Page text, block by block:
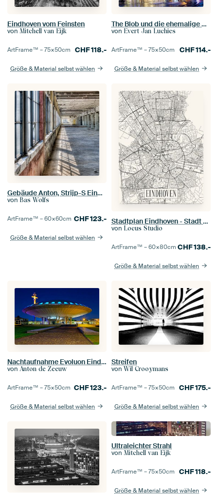
Eindhoven vom Feinsten
von Mitchell van Eijk
ArtFrame™ –75×50cm CHF118.-
Größe & Material selbst wählen
The Blob und die ehemalige Phillips Hauptsitz im Zentrum von Eindhoven, Niederlande
von Evert Jan Luchies
ArtFrame™ –75×50cm CHF114.-
Größe & Material selbst wählen
Gebäude Anton, Strijp-S Eindhoven
von Bas Wolfs
ArtFrame™ –60×60cm CHF123.-
Größe & Material selbst wählen
Stadtplan Eindhoven - Stadt - Light Version - Karte
von Locus Studio
ArtFrame™ –60×80cm CHF138.-
Größe & Material selbst wählen
Nachtaufnahme Evoluon Eindhoven
von Anton de Zeeuw
ArtFrame™ –75×50cm CHF123.-
Größe & Material selbst wählen
Streifen
von Wil Crooymans
ArtFrame™ –75×50cm CHF175.-
Größe & Material selbst wählen
Ultraleichter Strahl
von Mitchell van Eijk
ArtFrame™ –75×50cm CHF118.-
Größe & Material selbst wählen